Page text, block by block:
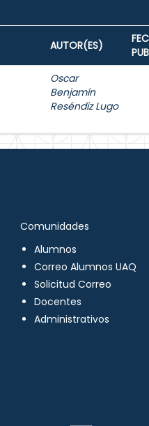
AUTOR(ES)
Oscar
Benjamín
Reséndiz Lugo
Comunidades
Alumnos
Correo Alumnos UAQ
Solicitud Correo
Docentes
Administrativos